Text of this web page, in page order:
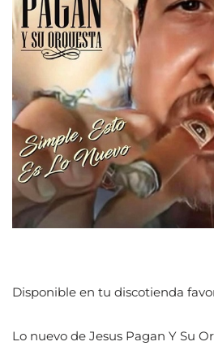
Disponible en tu discotienda
Lo nuevo de Jesus Pagan Y Su